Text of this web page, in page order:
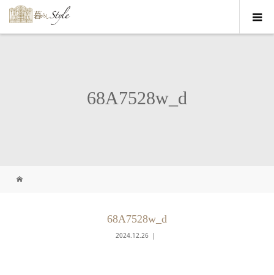
68A7528w_d
68A7528w_d
2024.12.26